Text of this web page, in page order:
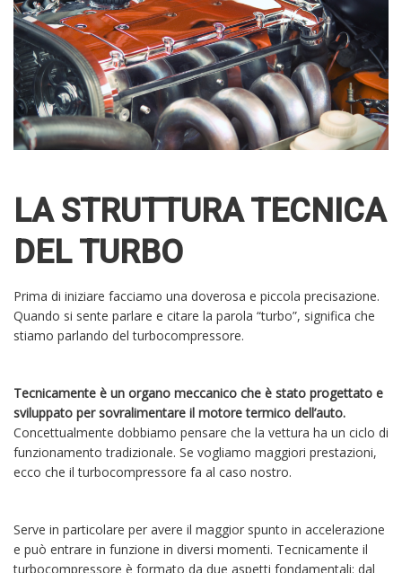
LA STRUTTURA TECNICA
DEL TURBO
Prima di iniziare facciamo una doverosa e piccola precisazione.
Quando si sente parlare e citare la parola “turbo”, significa che
stiamo parlando del turbocompressore.
Tecnicamente è un organo meccanico che è stato progettato e
sviluppato per sovralimentare il motore termico dell’auto.
Concettualmente dobbiamo pensare che la vettura ha un ciclo di
funzionamento tradizionale. Se vogliamo maggiori prestazioni,
ecco che il turbocompressore fa al caso nostro.
Serve in particolare per avere il maggior spunto in accelerazione
e può entrare in funzione in diversi momenti. Tecnicamente il
turbocompressore è formato da due aspetti fondamentali: dal